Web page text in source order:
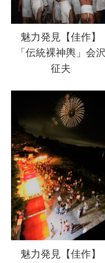
魅力発見【佳作】
「伝統裸神輿」会沢
征夫
魅力発見【佳作】